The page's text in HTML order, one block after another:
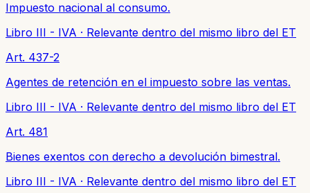
Impuesto nacional al consumo.
Libro III - IVA · Relevante dentro del mismo libro del ET
Art. 437-2
Agentes de retención en el impuesto sobre las ventas.
Libro III - IVA · Relevante dentro del mismo libro del ET
Art. 481
Bienes exentos con derecho a devolución bimestral.
Libro III - IVA · Relevante dentro del mismo libro del ET